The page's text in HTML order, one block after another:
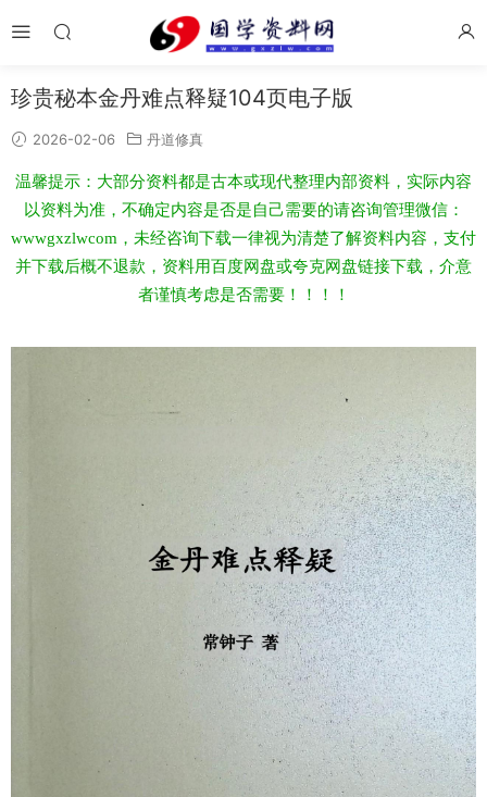
珍贵秘本金丹难点释疑104页电子版
2026-02-06 丹道修真
温馨提示：大部分资料都是古本或现代整理内部资料，实际内容
以资料为准，不确定内容是否是自己需要的请咨询管理微信：
wwwgxzlwcom，未经咨询下载一律视为清楚了解资料内容，支付
并下载后概不退款，资料用百度网盘或夸克网盘链接下载，介意
者谨慎考虑是否需要！！！！